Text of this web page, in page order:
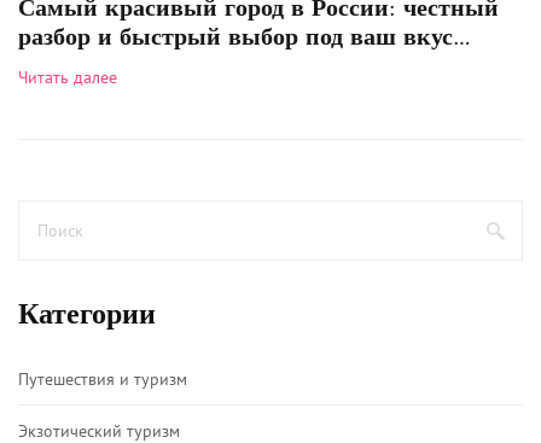
Самый красивый город в России: честный
разбор и быстрый выбор под ваш вкус
(2025)
Читать далее
Категории
Путешествия и туризм
Экзотический туризм